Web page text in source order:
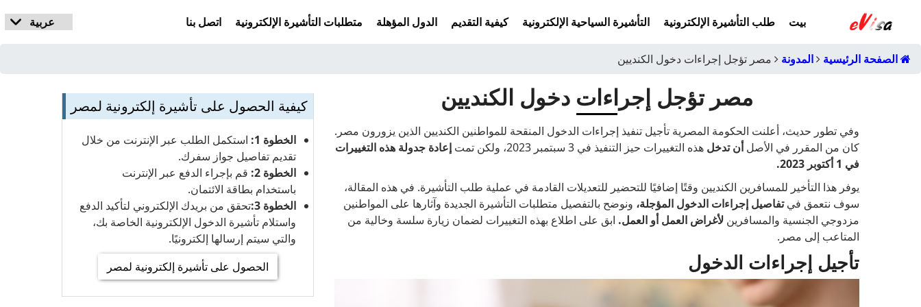
بيت طلب التأشيرة الإلكترونية التأشيرة السياحية الإلكترونية كيفية التقديم الدول المؤهلة متطلبات التأشيرة الإلكترونية اتصل بنا
الصفحة الرئيسية المدونة مصر تؤجل إجراءات دخول الكنديين
مصر تؤجل إجراءات دخول الكنديين
وفي تطور حديث، أعلنت الحكومة المصرية تأجيل تنفيذ إجراءات الدخول المنقحة للمواطنين الكنديين الذين يزورون مصر.
كان من المقرر في الأصلأن تدخل هذه التغييرات حيز التنفيذ في 3 سبتمبر 2023، ولكن تمت
إعادة جدولة هذه التغييرات
في 1 أكتوبر 2023.
يوفر هذا التأخير للمسافرين الكنديين وقتًا إضافيًا للتحضير للتعديلات القادمة في عملية طلب التأشيرة. في هذه المقالة،
سوف نتعمق فيتفاصيل إجراءات الدخول المؤجلة، ونوضح بالتفصيل متطلبات التأشيرة الجديدة وآثارها على المواطنين
مزدوجي الجنسية والمسافرين لأغراض العمل أو العمل. ابق على اطلاع بهذه التغييرات لضمان زيارة سلسة وخالية من
المتاعب إلى مصر.
تأجيل إجراءات الدخول
كيفية الحصول على تأشيرة إلكترونية لمصر
الخطوة 1:
استكمل الطلب عبر الإنترنت من خلال
تقديم تفاصيل جواز سفرك.
الخطوة 2:
قم بإجراء الدفع عبر الإنترنت
باستخدام بطاقة الائتمان.
الخطوة 3:
تحقق من بريدك الإلكتروني لتأكيد الدفع
واستلام تأشيرة الدخول الإلكترونية الخاصة بك،
والتي سيتم إرسالها إلكترونيًا.
الحصول على تأشيرة إلكترونية لمصر